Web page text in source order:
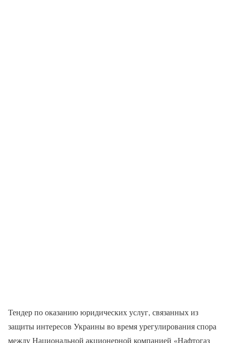
Тендер по оказанию юридических услуг, связанных из
защиты интересов Украины во время урегулирования спора
между Национальной акционерной компанией «Нафтогаз